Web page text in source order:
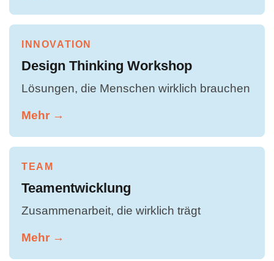
INNOVATION
Design Thinking Workshop
Lösungen, die Menschen wirklich brauchen
Mehr →
TEAM
Teamentwicklung
Zusammenarbeit, die wirklich trägt
Mehr →